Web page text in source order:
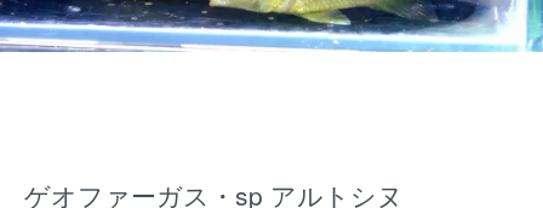
ゲオファーガス・sp アルトシヌ